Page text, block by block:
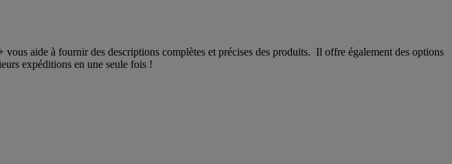
aide à fournir des descriptions complètes et précises des produits. Il offre également des options
expéditions en une seule fois !